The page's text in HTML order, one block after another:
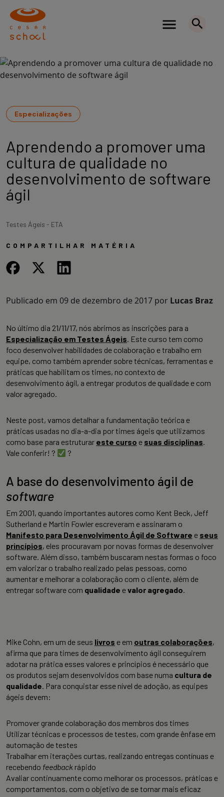
Especializações
Aprendendo a promover uma
cultura de qualidade no
desenvolvimento de software
ágil
Testes Ágeis - ETA
COMPARTILHAR MATÉRIA
Publicado em 09 de dezembro de 2017 por Lucas Braz
No último dia 21/11/17, nós abrimos as inscrições para a
Especialização em Testes Ágeis. Este curso tem como
foco desenvolver habilidades de colaboração e trabalho em
equipe, como também aprender sobre técnicas, ferramentas e
práticas que habilitam os times, no contexto de
desenvolvimento ágil, a entregar produtos de qualidade e com
valor agregado.
Neste post, vamos detalhar a fundamentação teórica e
práticas usadas no dia-a-dia por times ágeis que utilizamos
como base para estruturar este curso e suas disciplinas.
Vale conferir! ?
?
A base do desenvolvimento ágil de
software
Em 2001, quando importantes autores como Kent Beck, Jeff
Sutherland e Martin Fowler escreveram e assinaram o
Manifesto para Desenvolvimento Ágil de Software e seus
princípios, eles procuravam por novas formas de desenvolver
software. Além disso, também buscaram nestas formas o foco
em valorizar o trabalho realizado pelas pessoas, como
aumentar e melhorar a colaboração com o cliente, além de
entregar software com qualidade evalor agregado.
Mike Cohn, em um de seus livros e em outras colaborações,
afirma que para times de desenvolvimento ágil conseguirem
adotar na prática esses valores e princípios é necessário que
os produtos sejam desenvolvidos com base numa cultura de
qualidade. Para conquistar esse nível de adoção, as equipes
ágeis devem:
Promover grande colaboração dos membros dos times
Utilizar técnicas e processos de testes, com grande ênfase em
automação de testes
Trabalhar em iterações curtas, realizando entregas contínuas e
recebendo feedback rápido
Avaliar continuamente como melhorar os processos, práticas e
comportamentos, com o objetivo de se tornar mais eficaz